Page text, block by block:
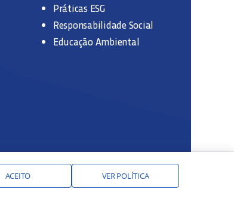
Práticas ESG
Responsabilidade Social
Educação Ambiental
ACEITO VER POLÍTICA